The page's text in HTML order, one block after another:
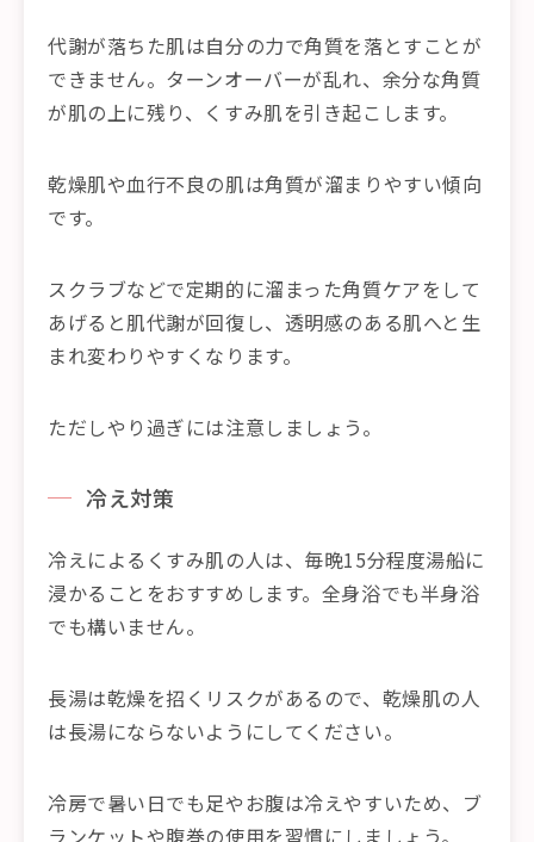
代謝が落ちた肌は自分の力で角質を落とすことが
できません。ターンオーバーが乱れ、余分な角質
が肌の上に残り、くすみ肌を引き起こします。
乾燥肌や血行不良の肌は角質が溜まりやすい傾向
です。
スクラブなどで定期的に溜まった角質ケアをして
あげると肌代謝が回復し、透明感のある肌へと生
まれ変わりやすくなります。
ただしやり過ぎには注意しましょう。
冷え対策
冷えによるくすみ肌の人は、毎晩15分程度湯船に
浸かることをおすすめします。全身浴でも半身浴
でも構いません。
長湯は乾燥を招くリスクがあるので、乾燥肌の人
は長湯にならないようにしてください。
冷房で暑い日でも足やお腹は冷えやすいため、ブ
ランケットや腹巻の使用を習慣にしましょう。